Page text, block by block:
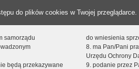
do plików cookies w Twojej przeglądarce.
samorządu
będą przekazywane
do wniesienia
8. ma Pan/Pani
Urzędu Ochrony
9. podanie przez